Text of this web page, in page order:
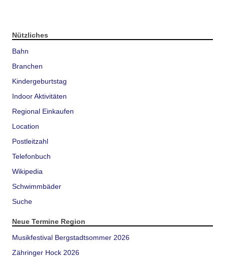
Nützliches
Bahn
Branchen
Kindergeburtstag
Indoor Aktivitäten
Regional Einkaufen
Location
Postleitzahl
Telefonbuch
Wikipedia
Schwimmbäder
Suche
Neue Termine Region
Musikfestival Bergstadtsommer 2026
Zähringer Hock 2026